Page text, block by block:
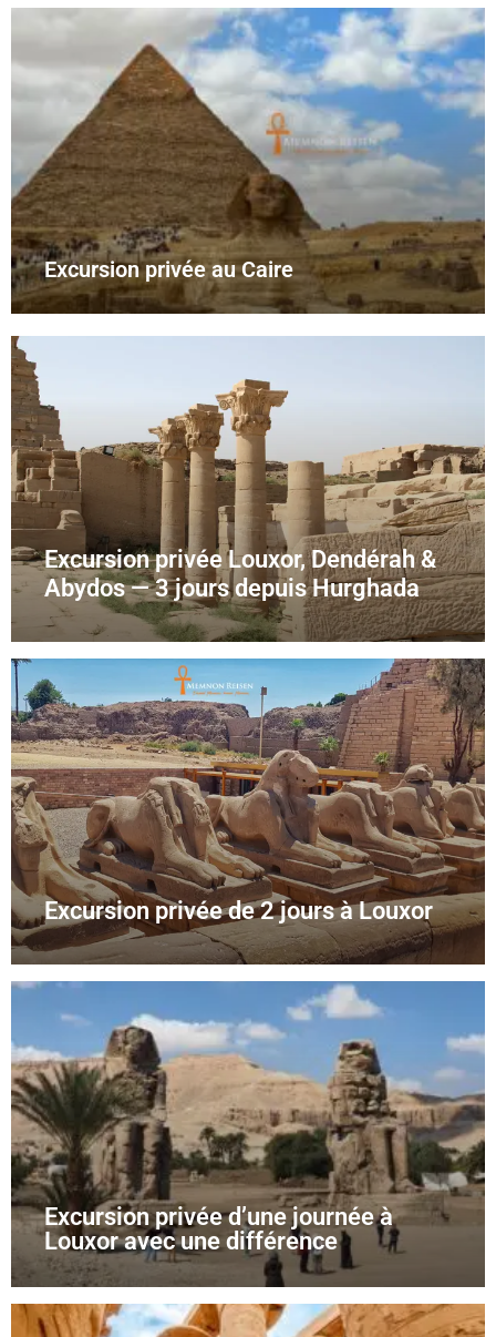
Excursion privée au Caire
Excursion privée Louxor, Dendérah &
Abydos — 3 jours depuis Hurghada
Excursion privée de 2 jours à Louxor
Excursion privée d’une journée à
Louxor avec une différence